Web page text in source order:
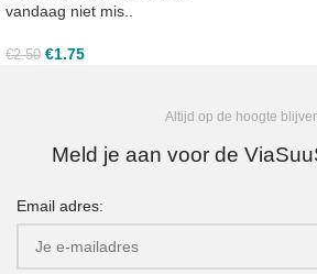
vandaag niet mis..
€2.50 €1.75
Altijd op de hoogte
Meld je aan voor de
Email adres: